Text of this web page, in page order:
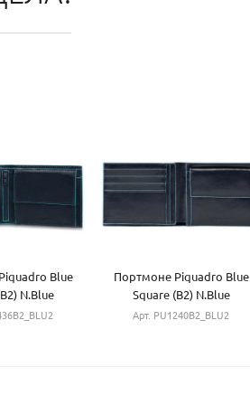
Blue
N.Blue
Портмоне Piquadro Blue
Square (B2) N.Blue
PU1240B2_BLU2
Арт. PU1240B2_BLU2